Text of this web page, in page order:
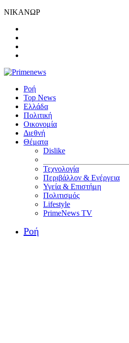
ΝΙΚΑΝΩΡ
Ροή
Top News
Ελλάδα
Πολιτική
Οικονομία
Διεθνή
Θέματα
Dislike
Τεχνολογία
Περιβάλλον & Ενέργεια
Υγεία & Επιστήμη
Πολιτισμός
Lifestyle
PrimeNews TV
Ροή